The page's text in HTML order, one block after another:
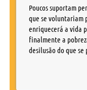
Poucos suportam
que se voluntariam
enriquecerá a vida
finalmente a
desilusão do que se